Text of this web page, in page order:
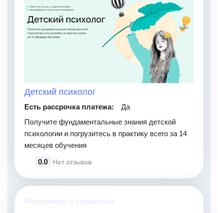
Детский психолог
Есть рассрочка платежа:
Да
Получите фундаментальные знания детской
психологии и погрузитесь в практику всего за 14
месяцев обучения
0.0
Нет отзывов
Менеджмент и управление